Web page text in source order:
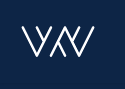
Visa alla blogginlägg